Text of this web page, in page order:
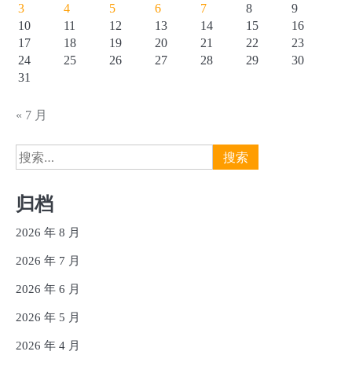
3
4 5 6 7 8
9
10
11 12 13 14 15
16
17
18 19 20 21 22
23
24
25 26 27 28 29
30
31
« 7 月
搜
索：
归档
2026 年 8 月
2026 年 7 月
2026 年 6 月
2026 年 5 月
2026 年 4 月